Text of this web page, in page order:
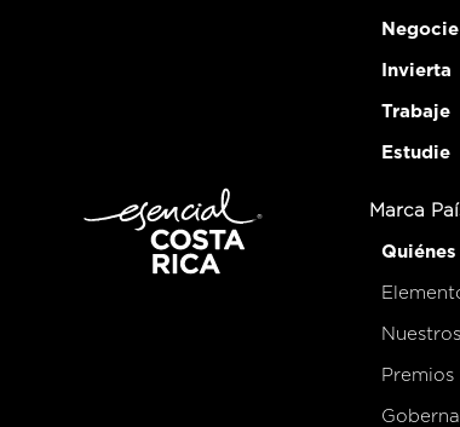
Negocie
Invierta
Trabaje
Estudie
Marca